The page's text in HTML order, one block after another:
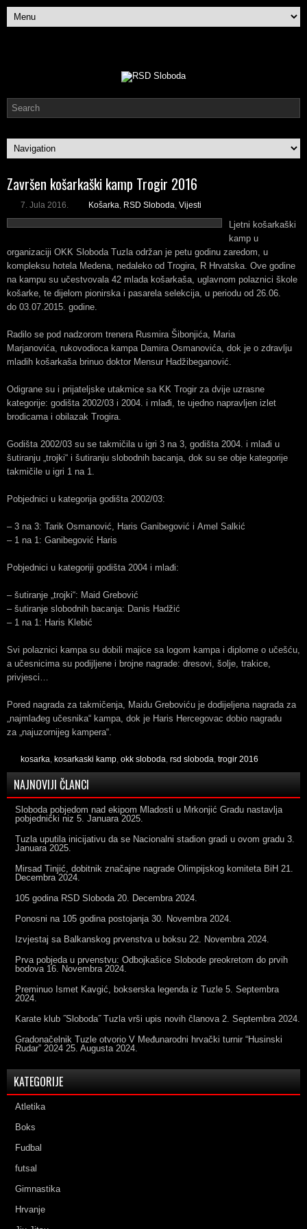
Završen košarkaški kamp Trogir 2016
7. Jula 2016. Košarka, RSD Sloboda, Vijesti
Ljetni košarkaški
kamp u
organizaciji OKK Sloboda Tuzla održan je petu godinu zaredom, u
kompleksu hotela Medena, nedaleko od Trogira, R Hrvatska. Ove godine
na kampu su učestvovala 42 mlada košarkaša, uglavnom polaznici škole
košarke, te dijelom pionirska i pasarela selekcija, u periodu od 26.06.
do 03.07.2015. godine.
Radilo se pod nadzorom trenera Rusmira Šibonjića, Maria
Marjanovića, rukovodioca kampa Damira Osmanovića, dok je o zdravlju
mladih košarkaša brinuo doktor Mensur Hadžibeganović.
Odigrane su i prijateljske utakmice sa KK Trogir za dvije uzrasne
kategorije: godišta 2002/03 i 2004. i mlađi, te ujedno napravljen izlet
brodicama i obilazak Trogira.
Godišta 2002/03 su se takmičila u igri 3 na 3, godišta 2004. i mlađi u
šutiranju „trojki“ i šutiranju slobodnih bacanja, dok su se obje kategorije
takmičile u igri 1 na 1.
Pobjednici u kategorija godišta 2002/03:
– 3 na 3: Tarik Osmanović, Haris Ganibegović i Amel Salkić
– 1 na 1: Ganibegović Haris
Pobjednici u kategoriji godišta 2004 i mlađi:
– šutiranje „trojki“: Maid Grebović
– šutiranje slobodnih bacanja: Danis Hadžić
– 1 na 1: Haris Klebić
Svi polaznici kampa su dobili majice sa logom kampa i diplome o učešću,
a učesnicima su podijljene i brojne nagrade: dresovi, šolje, trakice,
privjesci…
Pored nagrada za takmičenja, Maidu Greboviću je dodijeljena nagrada za
„najmlađeg učesnika“ kampa, dok je Haris Hercegovac dobio nagradu
za „najuzornijeg kampera“.
kosarka, kosarkaski kamp, okk sloboda, rsd sloboda, trogir 2016
NAJNOVIJI ČLANCI
Sloboda pobjedom nad ekipom Mladosti u Mrkonjić Gradu nastavlja
pobjednički niz 5. Januara 2025.
Tuzla uputila inicijativu da se Nacionalni stadion gradi u ovom gradu 3.
Januara 2025.
Mirsad Tinjić, dobitnik značajne nagrade Olimpijskog komiteta BiH 21.
Decembra 2024.
105 godina RSD Sloboda 20. Decembra 2024.
Ponosni na 105 godina postojanja 30. Novembra 2024.
Izvjestaj sa Balkanskog prvenstva u boksu 22. Novembra 2024.
Prva pobjeda u prvenstvu: Odbojkašice Slobode preokretom do prvih
bodova 16. Novembra 2024.
Preminuo Ismet Kavgić, bokserska legenda iz Tuzle 5. Septembra
2024.
Karate klub ˝Sloboda˝ Tuzla vrši upis novih članova 2. Septembra 2024.
Gradonačelnik Tuzle otvorio V Međunarodni hrvački turnir “Husinski
Rudar” 2024 25. Augusta 2024.
KATEGORIJE
Atletika
Boks
Fudbal
futsal
Gimnastika
Hrvanje